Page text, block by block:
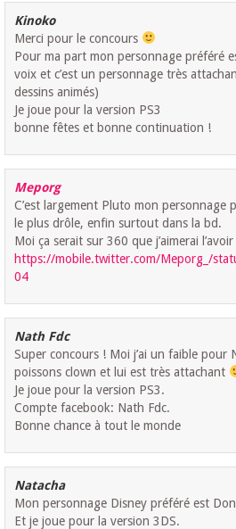
Kinoko
Merci pour le concours
Pour ma part mon personnage préféré
voix et c’est un personnage très
dessins animés)
Je joue pour la version PS3
bonne fêtes et bonne continuation !
Meporg
C’est largement Pluto mon personnage
le plus drôle, enfin surtout dans la bd.
Moi ça serait sur 360 que j’aimerai
https://mobile.twitter.com/Meporg_/
04
Nath Fdc
Super concours ! Moi j’ai un faible pour
poissons clown et lui est très attachant
Je joue pour la version PS3.
Compte facebook: Nath Fdc.
Bonne chance à tout le monde
Natacha
Mon personnage Disney préféré est
Et je joue pour la version 3DS.